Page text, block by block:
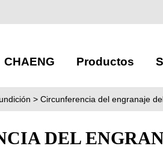
CHAENG Productos
> Circunferencia del engranaje
DEL